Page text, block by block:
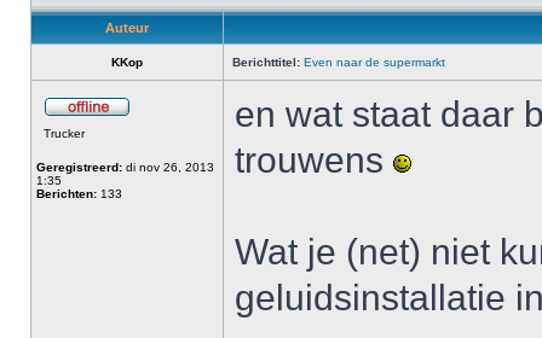
Auteur
KKop Berichttitel: Even naar de supermarkt
Trucker
Geregistreerd: di nov 26, 2013
1:35
Berichten: 133
en wat staat daar
trouwens
Wat je (net) niet
geluidsinstallatie